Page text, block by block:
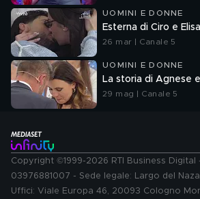
UOMINI E DONNE
Esterna di Ciro e
26 mar | Canale 5
UOMINI E DONNE
La storia di Agnese
29 mag | Canale 5
Copyright ©1999-2026 RTI Business Digital -
03976881007 - Sede legale: Largo del
Uffici: Viale Europa 46, 20093 Cologno